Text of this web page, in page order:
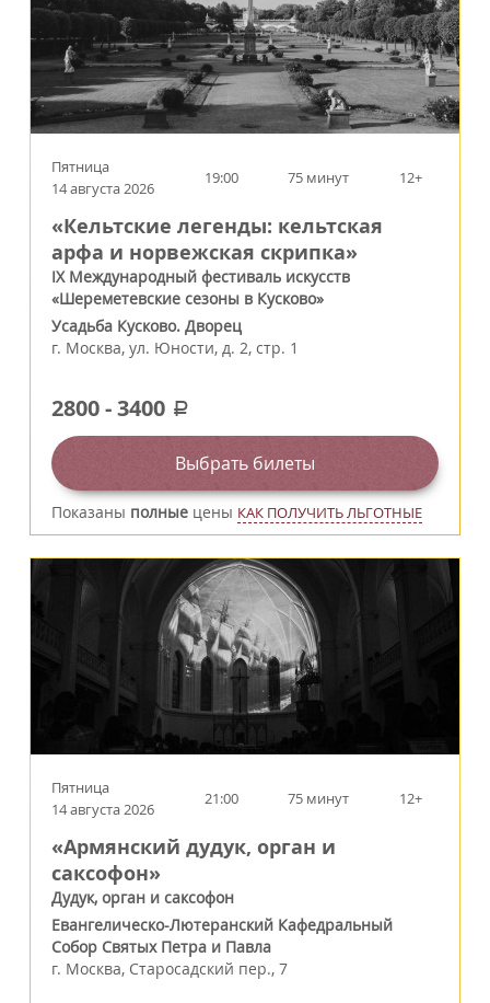
Пятница
14 августа 2026
19:00 75 минут 12+
«Кельтские легенды: кельтская
арфа и норвежская скрипка»
IX Международный фестиваль искусств
«Шереметевские сезоны в Кусково»
Усадьба Кусково. Дворец
г. Москва, ул. Юности, д. 2, стр. 1
2800-3400 a
Выбрать билеты
Показаны полные цены КАК ПОЛУЧИТЬ ЛЬГОТНЫЕ
Пятница
14 августа 2026
21:00 75 минут 12+
«Армянский дудук, орган и
саксофон»
Дудук, орган и саксофон
Евангелическо-Лютеранский Кафедральный
Собор Святых Петра и Павла
г. Москва, Старосадский пер., 7